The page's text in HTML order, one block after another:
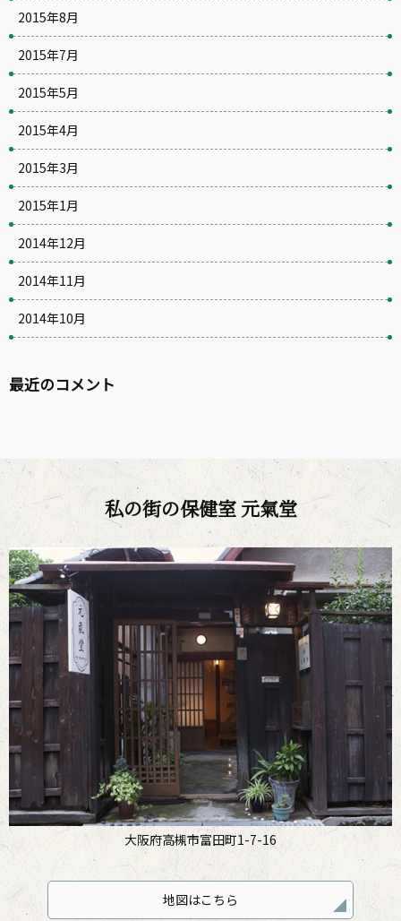
2015年8月
2015年7月
2015年5月
2015年4月
2015年3月
2015年1月
2014年12月
2014年11月
2014年10月
最近のコメント
私の街の保健室 元氣堂
大阪府高槻市富田町1-7-16
地図はこちら